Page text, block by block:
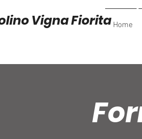
Vigna Fiorita Home